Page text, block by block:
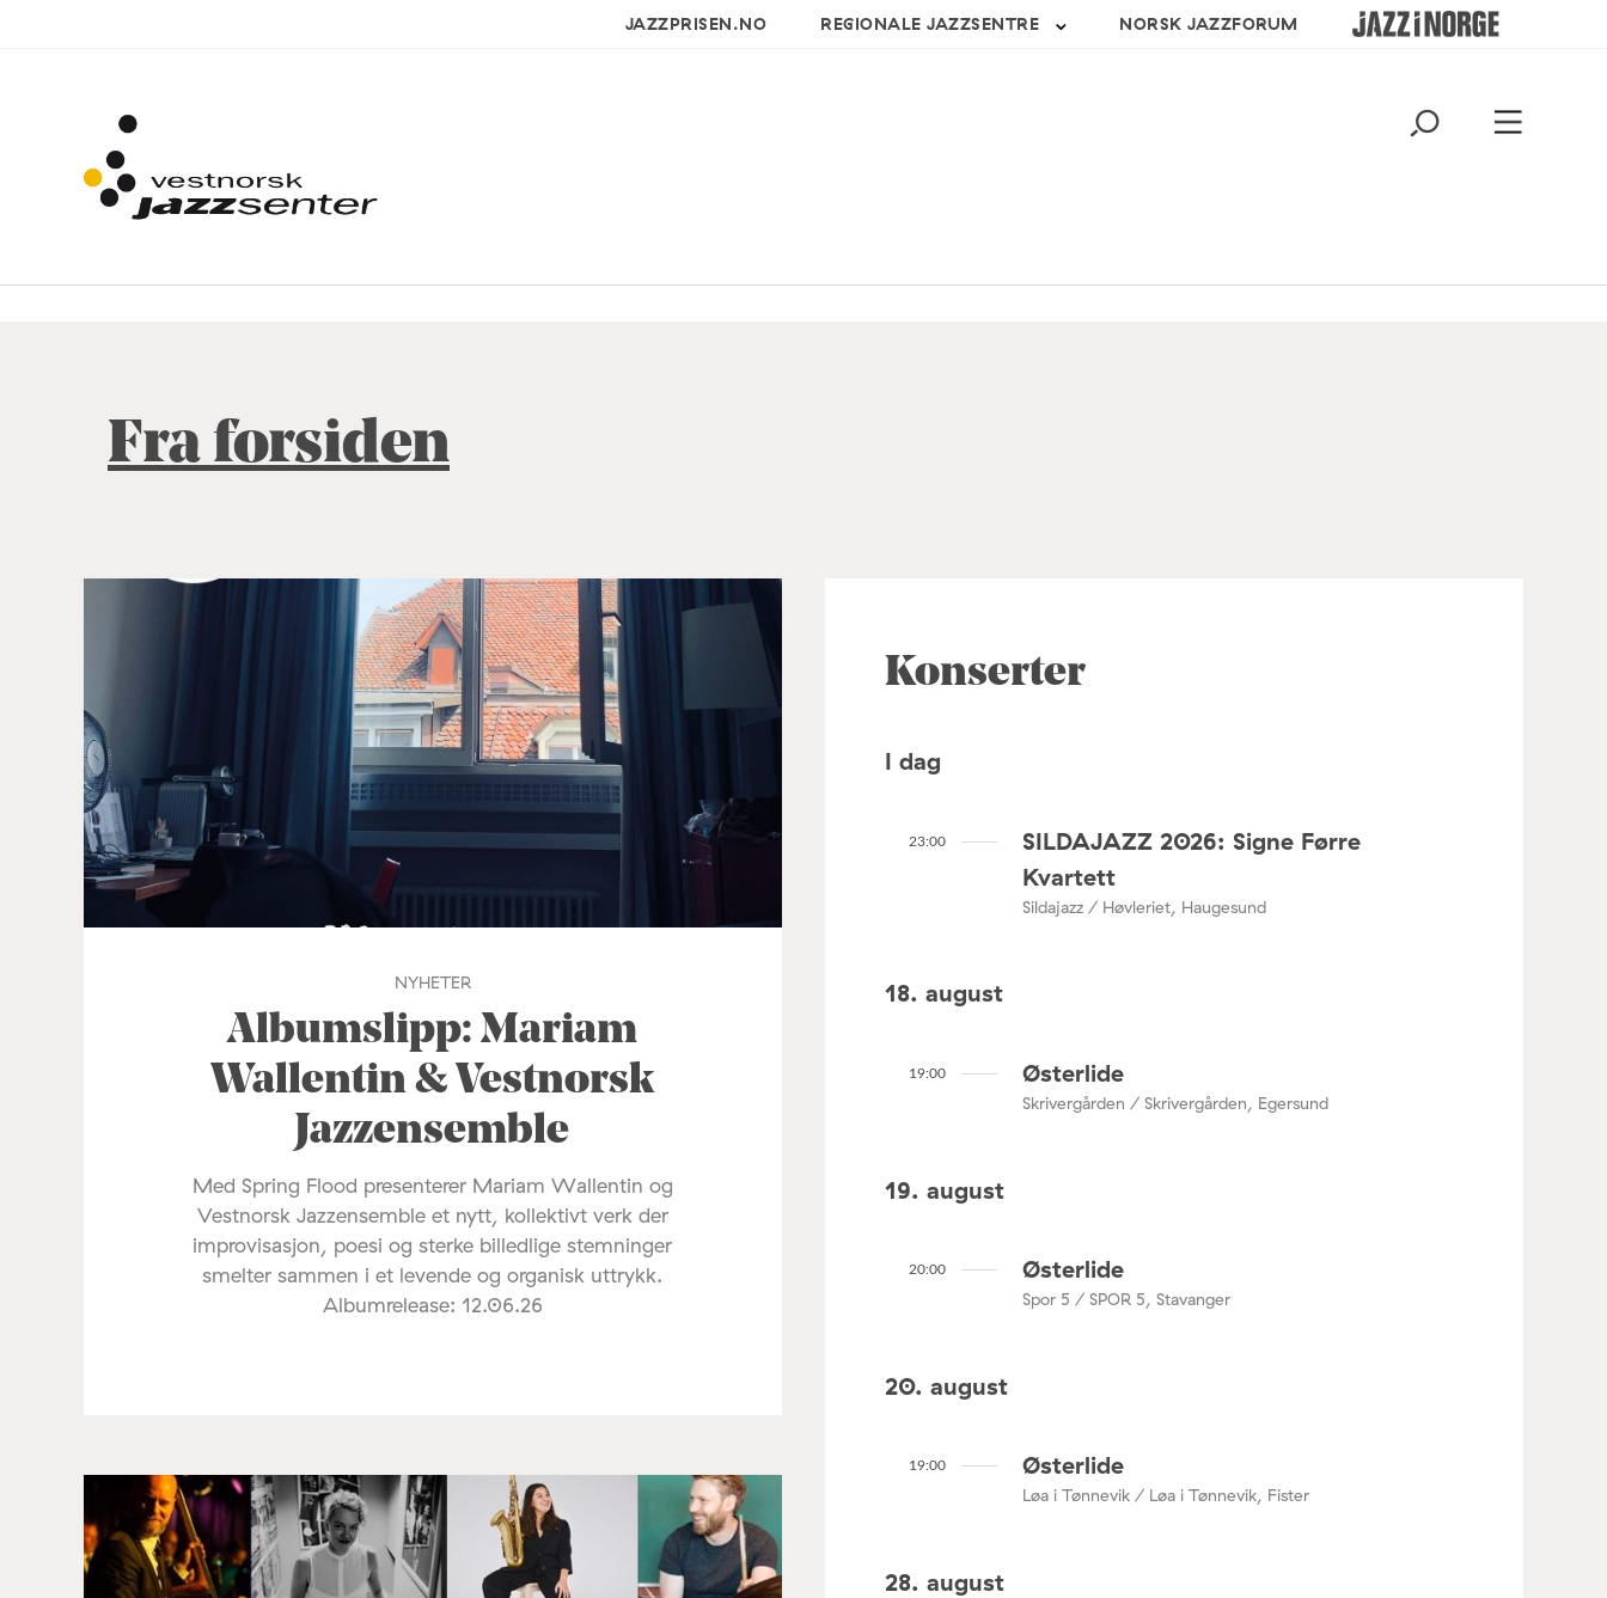
JAZZPRISEN.NO REGIONALE JAZZSENTRE NORSK JAZZFORUM
Fra forsiden
NYHETER
Albumslipp: Mariam
Wallentin & Vestnorsk
Jazzensemble
Med Spring Flood presenterer Mariam Wallentin og
Vestnorsk Jazzensemble et nytt, kollektivt verk der
improvisasjon, poesi og sterke billedlige stemninger
smelter sammen i et levende og organisk uttrykk.
Albumrelease: 12.06.26
Konserter
I dag
23:00
SILDAJAZZ 2026: Signe Førre
Kvartett
Sildajazz / Høvleriet, Haugesund
18. august
19:00 Østerlide
Skrivergården / Skrivergården, Egersund
19. august
20:00 Østerlide
Spor 5 / SPOR 5, Stavanger
20. august
19:00 Østerlide
Løa i Tønnevik / Løa i Tønnevik, Fister
28. august